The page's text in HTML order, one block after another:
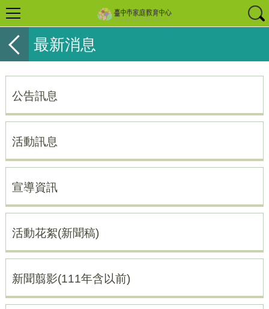
最新消息
公告訊息
活動訊息
宣導資訊
活動花絮(新聞稿)
新聞翦影(111年含以前)